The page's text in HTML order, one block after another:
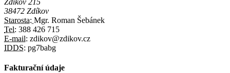
Zdíkov 215
38472 Zdíkov
Starosta: Mgr. Roman Šebánek
Tel: 388 426 715
E-mail: zdikov@zdikov.cz
IDDS: pg7babg
Fakturační údaje